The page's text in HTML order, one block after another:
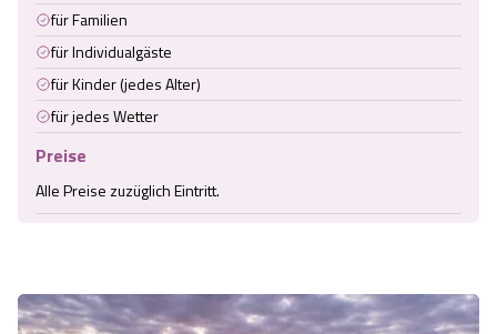
für Familien
für Individualgäste
für Kinder (jedes Alter)
für jedes Wetter
Preise
Alle Preise zuzüglich Eintritt.